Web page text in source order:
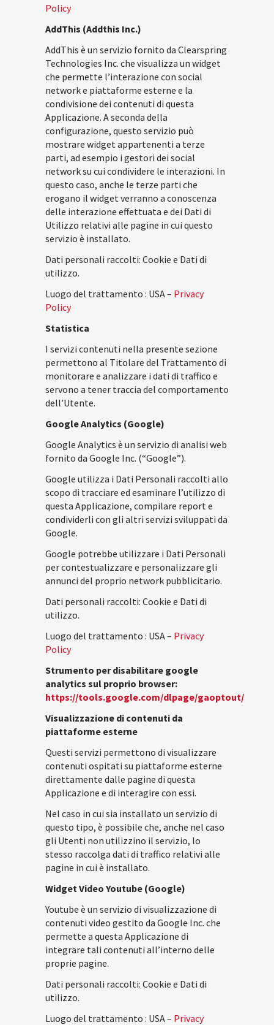
Policy
AddThis (Addthis Inc.)
AddThis è un servizio fornito da Clearspring
Technologies Inc. che visualizza un widget
che permette l’interazione con social
network e piattaforme esterne e la
condivisione dei contenuti di questa
Applicazione. A seconda della
configurazione, questo servizio può
mostrare widget appartenenti a terze
parti, ad esempio i gestori dei social
network su cui condividere le interazioni. In
questo caso, anche le terze parti che
erogano il widget verranno a conoscenza
delle interazione effettuata e dei Dati di
Utilizzo relativi alle pagine in cui questo
servizio è installato.
Dati personali raccolti: Cookie e Dati di
utilizzo.
Luogo del trattamento : USA – Privacy
Policy
Statistica
I servizi contenuti nella presente sezione
permettono al Titolare del Trattamento di
monitorare e analizzare i dati di traffico e
servono a tener traccia del comportamento
dell’Utente.
Google Analytics (Google)
Google Analytics è un servizio di analisi web
fornito da Google Inc. (“Google”).
Google utilizza i Dati Personali raccolti allo
scopo di tracciare ed esaminare l’utilizzo di
questa Applicazione, compilare report e
condividerli con gli altri servizi sviluppati da
Google.
Google potrebbe utilizzare i Dati Personali
per contestualizzare e personalizzare gli
annunci del proprio network pubblicitario.
Dati personali raccolti: Cookie e Dati di
utilizzo.
Luogo del trattamento : USA – Privacy
Policy
Strumento per disabilitare google
analytics sul proprio browser:
https://tools.google.com/dlpage/gaoptout/
Visualizzazione di contenuti da
piattaforme esterne
Questi servizi permettono di visualizzare
contenuti ospitati su piattaforme esterne
direttamente dalle pagine di questa
Applicazione e di interagire con essi.
Nel caso in cui sia installato un servizio di
questo tipo, è possibile che, anche nel caso
gli Utenti non utilizzino il servizio, lo
stesso raccolga dati di traffico relativi alle
pagine in cui è installato.
Widget Video Youtube (Google)
Youtube è un servizio di visualizzazione di
contenuti video gestito da Google Inc. che
permette a questa Applicazione di
integrare tali contenuti all’interno delle
proprie pagine.
Dati personali raccolti: Cookie e Dati di
utilizzo.
Luogo del trattamento : USA – Privacy